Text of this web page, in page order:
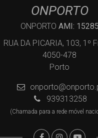
ONPORTO
ONPORTO AMI: 15285
RUA DA PICARIA, 103, 1º
4050-478
Porto
939313258
(Chamada para a rede móvel